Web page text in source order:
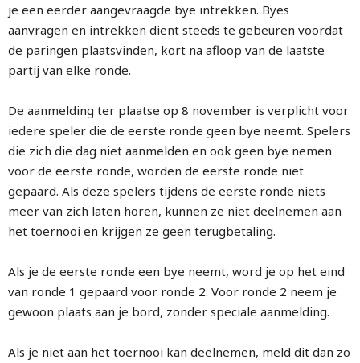
je een eerder aangevraagde bye intrekken. Byes
aanvragen en intrekken dient steeds te gebeuren voordat
de paringen plaatsvinden, kort na afloop van de laatste
partij van elke ronde.
De aanmelding ter plaatse op 8 november is verplicht voor
iedere speler die de eerste ronde geen bye neemt. Spelers
die zich die dag niet aanmelden en ook geen bye nemen
voor de eerste ronde, worden de eerste ronde niet
gepaard. Als deze spelers tijdens de eerste ronde niets
meer van zich laten horen, kunnen ze niet deelnemen aan
het toernooi en krijgen ze geen terugbetaling.
Als je de eerste ronde een bye neemt, word je op het eind
van ronde 1 gepaard voor ronde 2. Voor ronde 2 neem je
gewoon plaats aan je bord, zonder speciale aanmelding.
Als je niet aan het toernooi kan deelnemen, meld dit dan zo